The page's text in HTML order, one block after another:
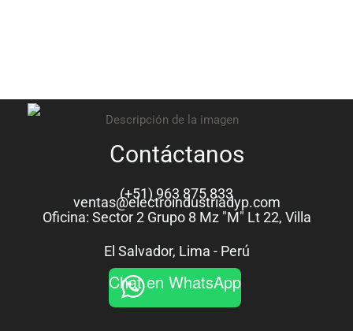
Contáctanos
(+51) 963 875 833
ventas@electroindustriadyp.com
Oficina: Sector 2 Grupo 8 Mz "M" Lt 22, Villa
El Salvador, Lima - Perú
Chat en WhatsApp